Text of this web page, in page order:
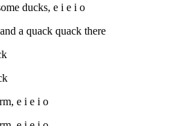
ducks, e i e i o
a quack quack there
e i e i o